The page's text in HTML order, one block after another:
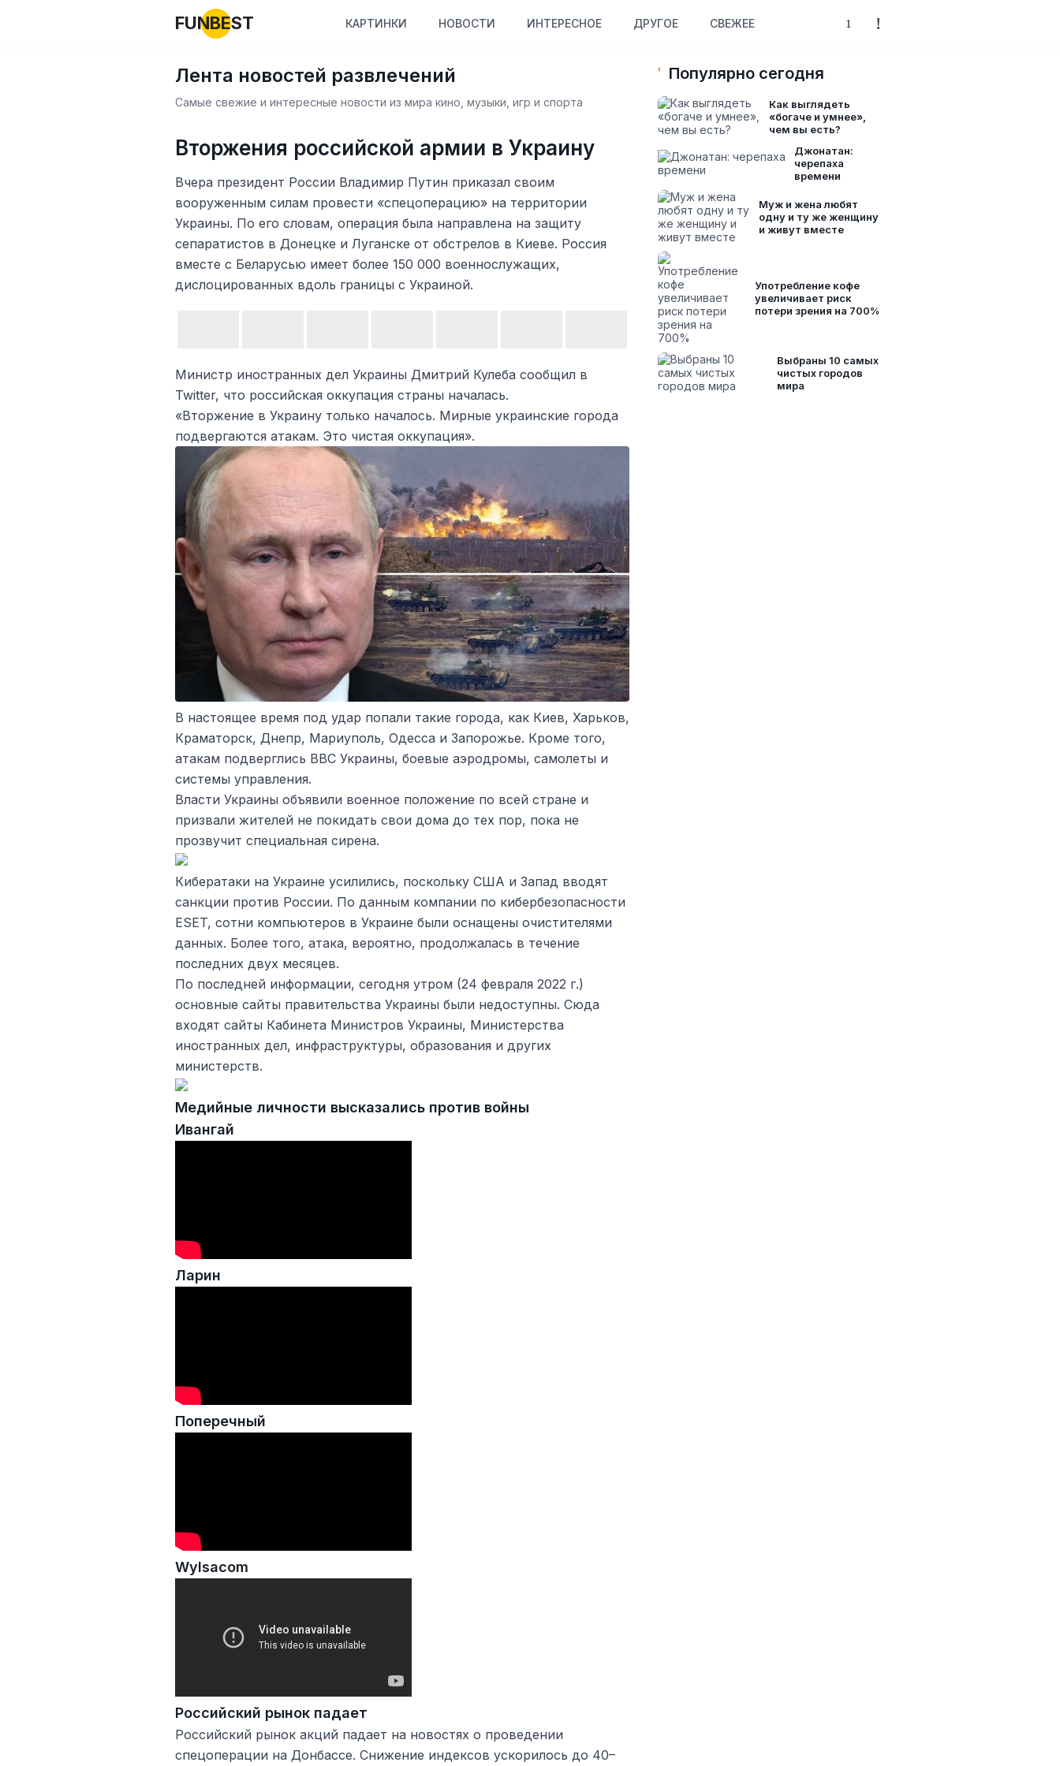
FUNBEST КАРТИНКИ НОВОСТИ ИНТЕРЕСНОЕ ДРУГОЕ СВЕЖЕЕ
Лента новостей развлечений
Самые свежие и интересные новости из мира кино, музыки, игр и спорта
Вторжения российской армии в Украину
Вчера президент России Владимир Путин приказал своим
вооруженным силам провести «спецоперацию» на территории
Украины. По его словам, операция была направлена ​​на защиту
сепаратистов в Донецке и Луганске от обстрелов в Киеве. Россия
вместе с Беларусью имеет более 150 000 военнослужащих,
дислоцированных вдоль границы с Украиной.
Министр иностранных дел Украины Дмитрий Кулеба сообщил в
Twitter, что российская оккупация страны началась.
«Вторжение в Украину только началось. Мирные украинские города
подвергаются атакам. Это чистая оккупация».
В настоящее время под удар попали такие города, как Киев, Харьков,
Краматорск, Днепр, Мариуполь, Одесса и Запорожье. Кроме того,
атакам подверглись ВВС Украины, боевые аэродромы, самолеты и
системы управления.
Власти Украины объявили военное положение по всей стране и
призвали жителей не покидать свои дома до тех пор, пока не
прозвучит специальная сирена.
Кибератаки на Украине усилились, поскольку США и Запад вводят
санкции против России. По данным компании по кибербезопасности
ESET, сотни компьютеров в Украине были оснащены очистителями
данных. Более того, атака, вероятно, продолжалась в течение
последних двух месяцев.
По последней информации, сегодня утром (24 февраля 2022 г.)
основные сайты правительства Украины были недоступны. Сюда
входят сайты Кабинета Министров Украины, Министерства
иностранных дел, инфраструктуры, образования и других
министерств.
Медийные личности высказались против войны
Ивангай
Ларин
Поперечный
Wylsacom
Российский рынок падает
Российский рынок акций падает на новостях о проведении
спецоперации на Донбассе. Снижение индексов ускорилось до 40–
Популярно сегодня
Как выглядеть
«богаче и умнее»,
чем вы есть?
Джонатан:
черепаха
времени
Муж и жена любят
одну и ту же женщину
и живут вместе
Употребление кофе
увеличивает риск
потери зрения на 700%
Выбраны 10 самых
чистых городов
мира